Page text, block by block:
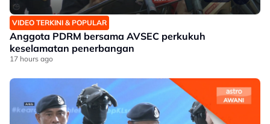
VIDEO TERKINI & POPULAR
Anggota PDRM bersama AVSEC perkukuh
keselamatan penerbangan
17 hours ago